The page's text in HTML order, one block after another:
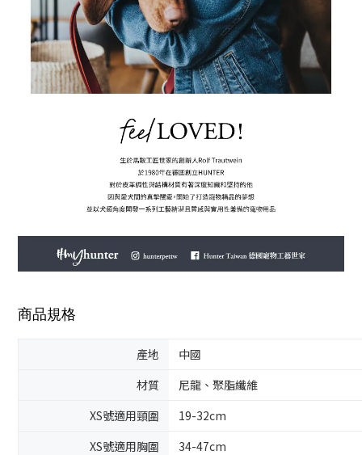
商品規格
產地
中國
材質
尼龍、聚脂纖維
XS號適用頸圍
19-32cm
XS號適用胸圍
34-47cm